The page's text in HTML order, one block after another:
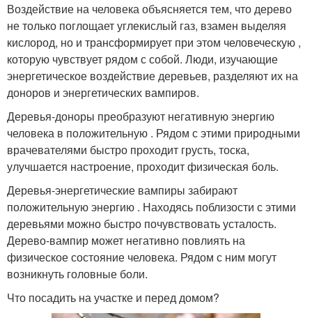
Воздействие на человека объясняется тем, что дерево
не только поглощает углекислый газ, взамен выделяя
кислород, но и трансформирует при этом человеческую ,
которую чувствует рядом с собой. Люди, изучающие
энергетическое воздействие деревьев, разделяют их на
доноров и энергетических вампиров.
Деревья-доноры преобразуют негативную энергию
человека в положительную . Рядом с этими природными
врачевателями быстро проходит грусть, тоска,
улучшается настроение, проходит физическая боль.
Деревья-энергетические вампиры забирают
положительную энергию . Находясь поблизости с этими
деревьями можно быстро почувствовать усталость.
Дерево-вампир может негативно повлиять на
физическое состояние человека. Рядом с ним могут
возникнуть головные боли.
Что посадить на участке и перед домом?